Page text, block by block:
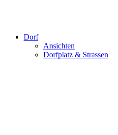
Dorf
Ansichten
Dorfplatz & Strassen